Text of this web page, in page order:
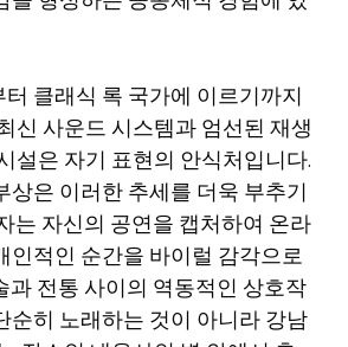
클래식 록 국가에 이르기까지
신 사운드 시스템과 엄선된 재생
설은 자기 표현의 안식처입니다.
상은 이러한 추세를 더욱 부추기
는 자신의 공연을 캡처하여 온라
인적인 순간을 바이럴 감각으로
과 전통 사이의 역동적인 상호작
순히 노래하는 것이 아니라 강남